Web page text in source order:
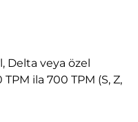
Delta veya özel
TPM ila 700 TPM (S, Z,